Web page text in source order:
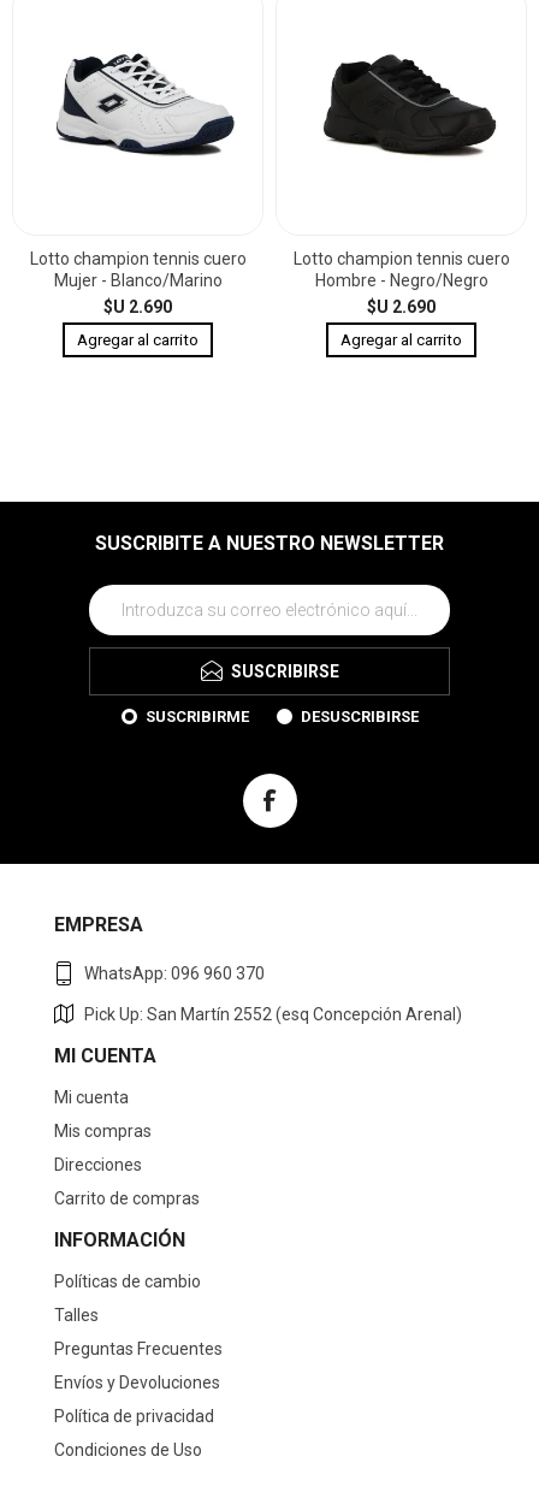
Lotto champion tennis cuero
Mujer - Blanco/Marino
$U 2.690
Lotto champion tennis cuero
Hombre - Negro/Negro
$U 2.690
SUSCRIBITE A NUESTRO NEWSLETTER
SUSCRIBIRSE
SUSCRIBIRME DESUSCRIBIRSE
EMPRESA
WhatsApp: 096 960 370
Pick Up: San Martín 2552 (esq Concepción Arenal)
MI CUENTA
Mi cuenta
Mis compras
Direcciones
Carrito de compras
INFORMACIÓN
Políticas de cambio
Talles
Preguntas Frecuentes
Envíos y Devoluciones
Política de privacidad
Condiciones de Uso